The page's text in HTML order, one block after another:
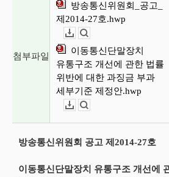
첨부파일
방송통신위원회_공고_
제2014-27호.hwp
이동통신단말장치
유통구조 개선에 관한 법률
위반에 대한 과징금 부과
세부기준 제정안.hwp
방송통신위원회 공고 제2014-27호
이동통신단말장치 유통구조 개선에